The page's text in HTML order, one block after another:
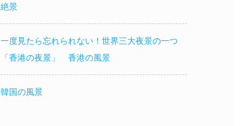
絶景
一度見たら忘れられない！世界三大夜景の一つ
「香港の夜景」 香港の風景
韓国の風景